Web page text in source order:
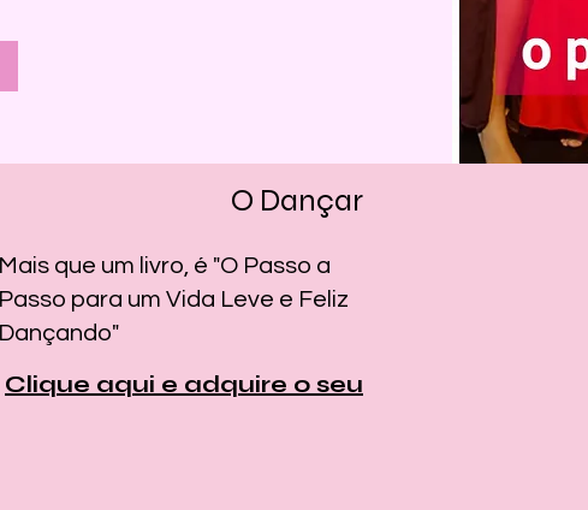
O Dançar
Mais que um livro, é "O Passo a
Passo para um Vida Leve e Feliz
Dançando"
Clique aqui e adquire o seu